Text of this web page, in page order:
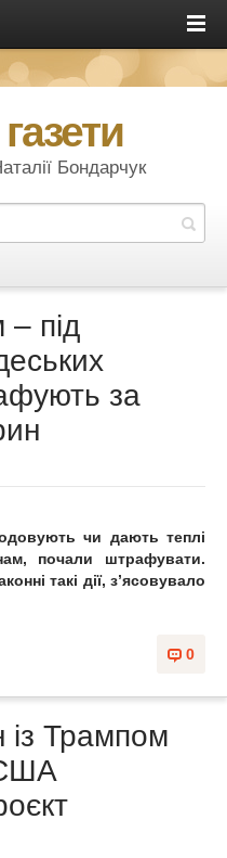
Бондарчук
під
за
чи дають теплі
почали штрафувати.
такі дії, з’ясовувало
0
із Трампом